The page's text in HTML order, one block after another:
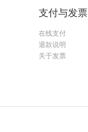
支付与发票
在线支付
退款说明
关于发票